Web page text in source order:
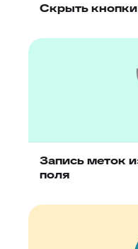
Скрыть
Запись меток
поля